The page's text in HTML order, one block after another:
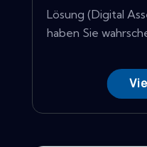
Lösung (Digital
haben Sie